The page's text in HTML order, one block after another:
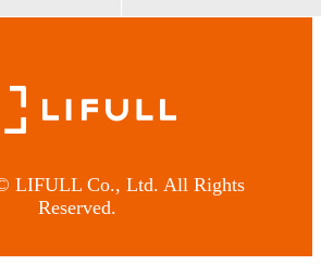
LIFULL Co., Ltd. All Rights
Reserved.